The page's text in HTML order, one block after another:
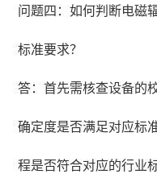
问题四：如何判断电磁
标准要求？
答：首先需核查设备的
确定度是否满足对应标
程是否符合对应的行业